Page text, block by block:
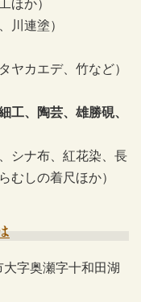
ほか）
川連塗）
ヤカエデ、竹など）
工、陶芸、雄勝硯、
シナ布、紅花染、長
むしの着尺ほか）
字奥瀬字十和田湖